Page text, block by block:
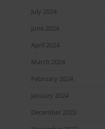
July 2024
June 2024
April 2024
March 2024
February 2024
January 2024
December 2023